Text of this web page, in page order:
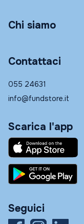
Chi siamo
Contattaci
055 24631
info@fundstore.it
Scarica l'app
Seguici